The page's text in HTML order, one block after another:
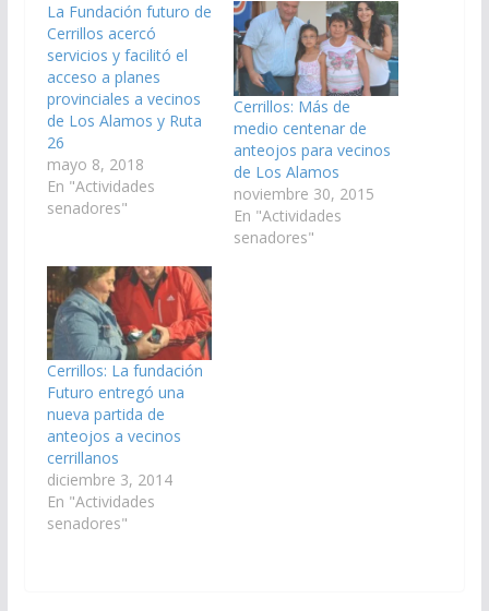
La Fundación futuro de
Cerrillos acercó
servicios y facilitó el
acceso a planes
provinciales a vecinos
de Los Alamos y Ruta
26
mayo 8, 2018
En "Actividades
senadores"
Cerrillos: Más de
medio centenar de
anteojos para vecinos
de Los Alamos
noviembre 30, 2015
En "Actividades
senadores"
Cerrillos: La fundación
Futuro entregó una
nueva partida de
anteojos a vecinos
cerrillanos
diciembre 3, 2014
En "Actividades
senadores"